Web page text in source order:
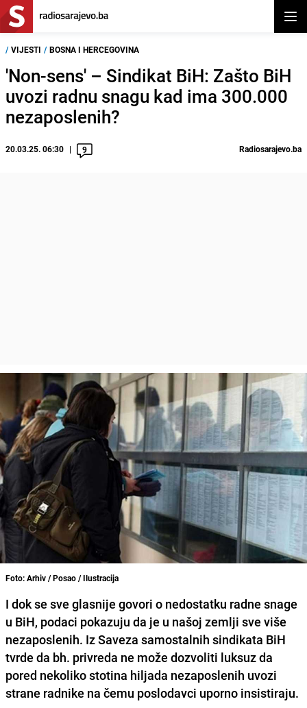
/ VIJESTI / BOSNA I HERCEGOVINA
'Non-sens' – Sindikat BiH: Zašto BiH
uvozi radnu snagu kad ima 300.000
nezaposlenih?
20.03.25. 06:30 9 Radiosarajevo.ba
Foto: Arhiv / Posao / Ilustracija
I dok se sve glasnije govori o nedostatku radne snage
u BiH, podaci pokazuju da je u našoj zemlji sve više
nezaposlenih. Iz Saveza samostalnih sindikata BiH
tvrde da bh. privreda ne može dozvoliti luksuz da
pored nekoliko stotina hiljada nezaposlenih uvozi
strane radnike na čemu poslodavci uporno insistiraju.